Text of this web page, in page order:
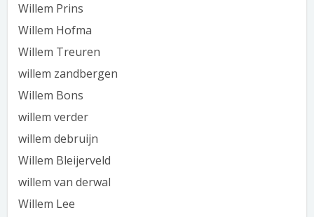
Willem Prins
Willem Hofma
Willem Treuren
willem zandbergen
Willem Bons
willem verder
willem debruijn
Willem Bleijerveld
willem van derwal
Willem Lee